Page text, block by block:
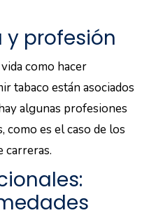
y profesión
como hacer
tabaco están asociados
algunas profesiones
como es el caso de los
carreras.